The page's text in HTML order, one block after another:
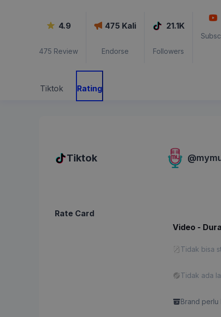
4.9
475 Review
475 Kali
Endorse
21.1K
Followers
Tiktok Rating
Tiktok @
Rate Card
Video -
Tidak bisa
Tidak ada
Brand